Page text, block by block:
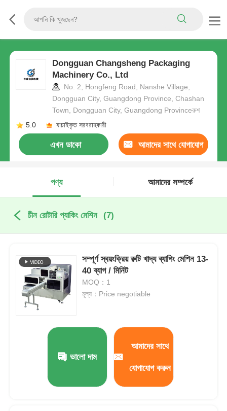
Dongguan Changsheng Packaging
Machinery Co., Ltd
No. 2, Hongfeng Road, Nanshe Village,
Dongguan City, Guangdong Province, Chashan
Town, Dongguan City, Guangdong Provinceরুশ
5.0
যাচাইকৃত সরবরাহকারী
এখন ডাকো আমাদের সাথে যোগাযোগ
পণ্য
আমাদের সম্পর্কে
চীন রোটারি প্যাকিং মেশিন (7)
সম্পূর্ণ স্বয়ংক্রিয় রুটি খাদ্য ব্যাগিং মেশিন 13-
40 ব্যাগ / মিনিট
MOQ：1
মূল্য：Price negotiable
ভালো দাম
আমাদের সাথে
যোগাযোগ করুন